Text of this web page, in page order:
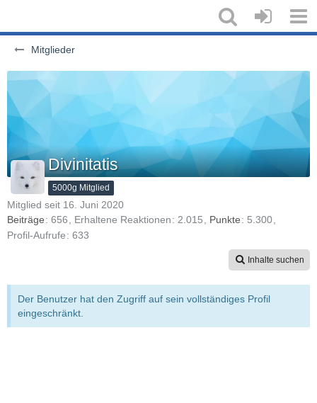
Mitglieder
Divinitatis
5000g Mitglied
Mitglied seit 16. Juni 2020
Beiträge
656 Erhaltene Reaktionen 2.015 Punkte
5.300
Profil-Aufrufe
633
Inhalte suchen
Der Benutzer hat den Zugriff auf sein vollständiges Profil
eingeschränkt.